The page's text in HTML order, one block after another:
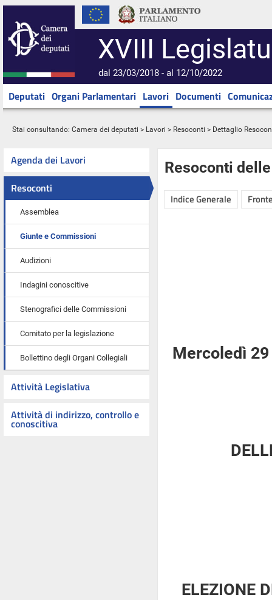
XVIII
dal 23/03/2018 - al 12/10/2022
Deputati Organi Parlamentari Lavori Documenti
Stai consultando: Camera dei deputati > Lavori > Resoconti > Dettaglio
Agenda dei Lavori
Resoconti
Assemblea
Giunte e Commissioni
Audizioni
Indagini conoscitive
Stenografici delle Commissioni
Comitato per la legislazione
Bollettino degli Organi Collegiali
Attività Legislativa
Attività di indirizzo, controllo e
conoscitiva
Resoconti
Indice Generale
Mercoledì
ELEZIONE